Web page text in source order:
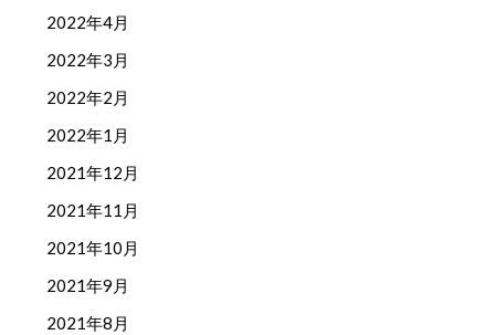
2022年4月
2022年3月
2022年2月
2022年1月
2021年12月
2021年11月
2021年10月
2021年9月
2021年8月